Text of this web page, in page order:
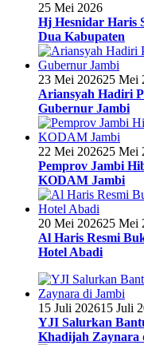
25 Mei 2026
Hj Hesnidar Haris
Dua Kabupaten
23 Mei 202625 Mei
Ariansyah Hadiri
Gubernur Jambi
22 Mei 202625 Mei
Pemprov Jambi
KODAM Jambi
20 Mei 202625 Mei
Al Haris Resmi
Hotel Abadi
15 Juli 202615 Juli
YJI Salurkan
Khadijah Zaynara